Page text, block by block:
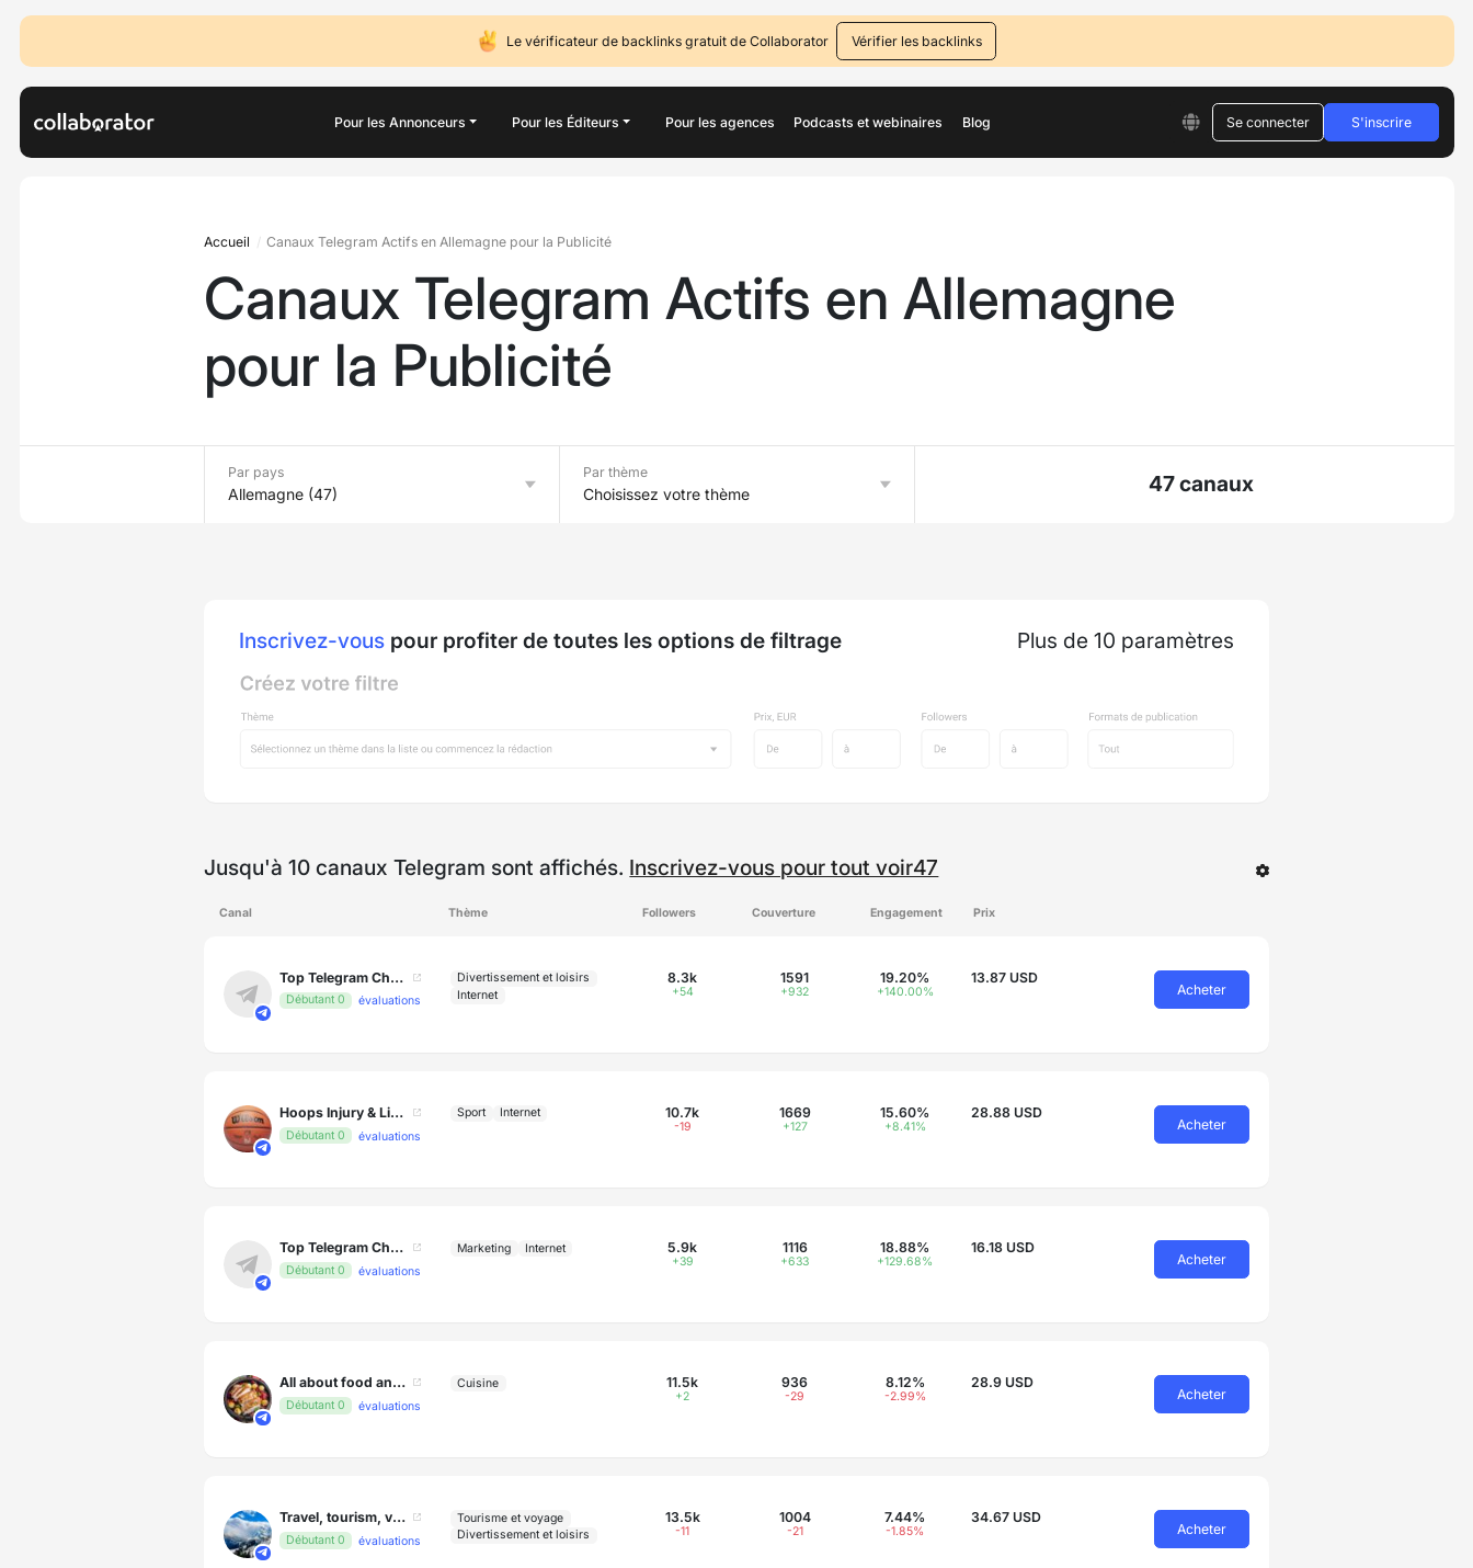
Le vérificateur de backlinks gratuit de Collaborator Vérifier les backlinks
Pour les Annonceurs Pour les Éditeurs Pour les agences Podcasts et webinaires Blog Se connecter S'inscrire
Accueil Canaux Telegram Actifs en Allemagne pour la Publicité
Canaux Telegram Actifs en Allemagne
pour la Publicité
Par pays
Allemagne (47)
Par thème
Choisissez votre thème 47 canaux
Inscrivez-vouspour profiter de toutes les options de filtrage Plus de 10 paramètres
Jusqu'à 10 canaux Telegram sont affichés. Inscrivez-vous pour tout voir47
Canal Thème Followers Couverture Engagement Prix
Top Telegram Channels - Europe
Débutant 0 évaluations
Divertissement et loisirs
Internet
8.3k
+54
1591
+932
19.20%
+140.00%
13.87 USD
Acheter
Hoops Injury & Lineup News
Débutant 0 évaluations
Sport Internet 10.7k
-19
1669
+127
15.60%
+8.41%
28.88 USD
Acheter
Top Telegram Channels
Débutant 0 évaluations
Marketing Internet 5.9k
+39
1116
+633
18.88%
+129.68%
16.18 USD
Acheter
All about food and cooking. The most interesting recipes from around the world.
Débutant 0 évaluations
Cuisine 11.5k
+2
936
-29
8.12%
-2.99%
28.9 USD
Acheter
Travel, tourism, vacation around the world. Beauty of nature in photos and videos.
Débutant 0 évaluations
Tourisme et voyage
Divertissement et loisirs
13.5k
-11
1004
-21
7.44%
-1.85%
34.67 USD
Acheter